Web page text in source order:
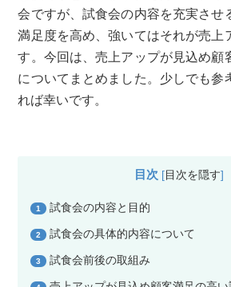
会ですが、試食会の内容を充実させ
満足度を高め、強いてはそれが売上
す。今回は、売上アップが見込め顧
についてまとめました。少しでも参
れば幸いです。
目次 [目次を隠す]
1 試食会の内容と目的
2 試食会の具体的内容について
3 試食会前後の取組み